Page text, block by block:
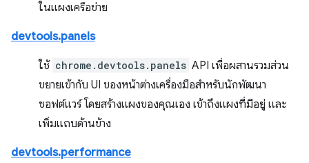
ในแผงเครือข่าย
devtools.panels
ใช้ chrome.devtools.panels API เพื่อผสานรวมส่วน
ขยายเข้ากับ UI ของหน้าต่างเครื่องมือสำหรับนักพัฒนา
ซอฟต์แวร์ โดยสร้างแผงของคุณเอง เข้าถึงแผงที่มีอยู่ และ
เพิ่มแถบด้านข้าง
devtools.performance